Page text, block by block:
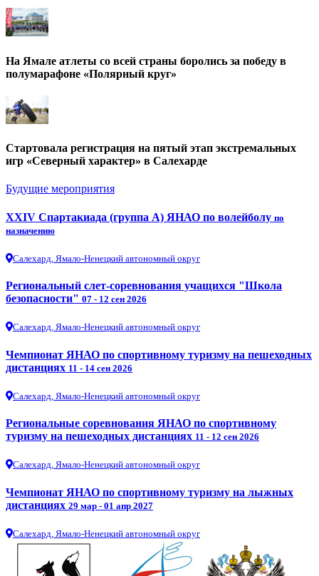
На Ямале атлеты со всей страны боролись за победу в
полумарафоне «Полярный круг»
Стартовала регистрация на пятый этап экстремальных
игр «Северный характер» в Салехарде
Будущие мероприятия
XXIV Спартакиада (группа А) ЯНАО по волейболу по
назначению
Салехард, Ямало-Ненецкий автономный округ
Региональный слет-соревнования учащихся "Школа
безопасности" 07 - 12 сен 2026
Салехард, Ямало-Ненецкий автономный округ
Чемпионат ЯНАО по спортивному туризму на пешеходных
дистанциях 11 - 14 сен 2026
Салехард, Ямало-Ненецкий автономный округ
Региональные соревнования ЯНАО по спортивному
туризму на пешеходных дистанциях 11 - 12 сен 2026
Салехард, Ямало-Ненецкий автономный округ
Чемпионат ЯНАО по спортивному туризму на лыжных
дистанциях 29 мар - 01 апр 2027
Салехард, Ямало-Ненецкий автономный округ